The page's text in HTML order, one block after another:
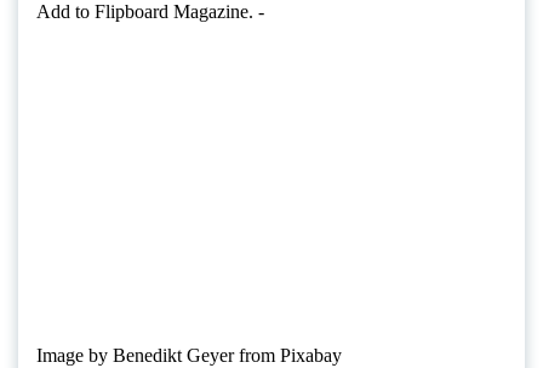
Add to Flipboard Magazine. -
Image by Benedikt Geyer from Pixabay